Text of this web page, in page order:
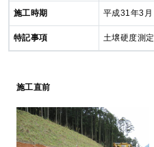
施工時期 平成31年3月
特記事項 土壌硬度測
施工直前